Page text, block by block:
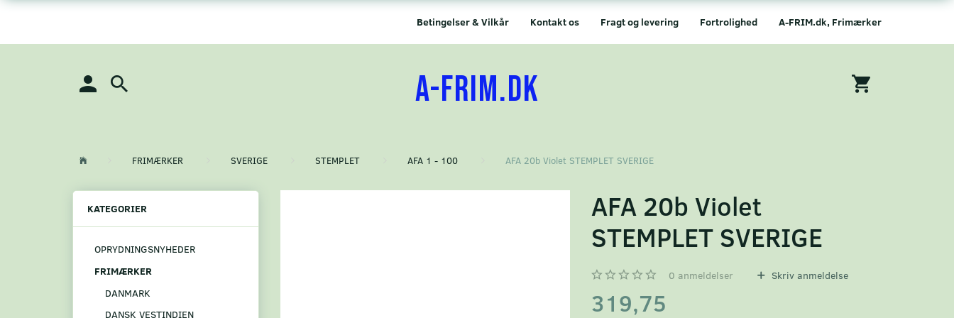
A-FRIM.dk, Frimærker
Fortrolighed
Fragt og levering
Kontakt os
Betingelser & Vilkår
A-FRIM.DK
FRIMÆRKER SVERIGE STEMPLET AFA 1 - 100 AFA 20b Violet STEMPLET SVERIGE
KATEGORIER
OPRYDNINGSNYHEDER
FRIMÆRKER
DANMARK
DANSK VESTINDIEN
AFA 20b Violet
STEMPLET SVERIGE
0 anmeldelser Skriv anmeldelse
319,75